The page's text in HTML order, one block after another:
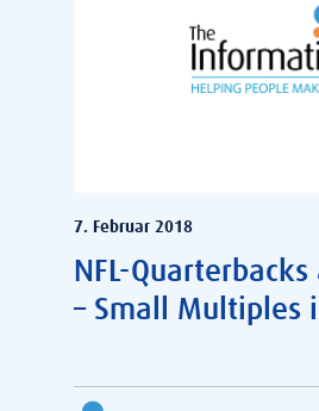
7. Februar 2018
NFL-
– Small Multiples